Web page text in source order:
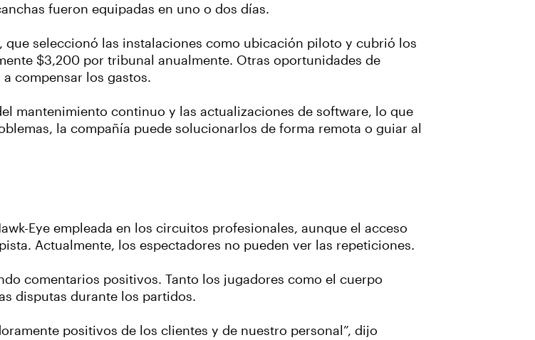
fueron equipadas en uno o dos días.
que seleccionó las instalaciones como ubicación piloto y cubrió los
$3,200 por tribunal anualmente. Otras oportunidades de
compensar los gastos.
mantenimiento continuo y las actualizaciones de software, lo que
la compañía puede solucionarlos de forma remota o guiar al
Eye empleada en los circuitos profesionales, aunque el acceso
Actualmente, los espectadores no pueden ver las repeticiones.
comentarios positivos. Tanto los jugadores como el cuerpo
disputas durante los partidos.
positivos de los clientes y de nuestro personal”, dijo